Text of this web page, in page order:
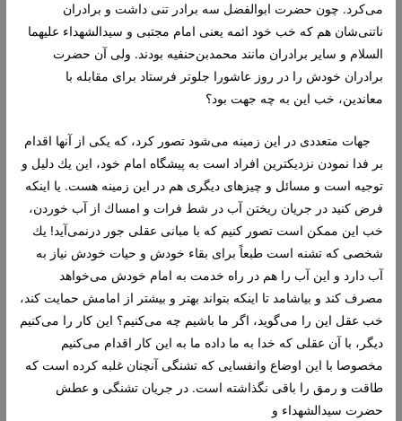
می‌كرد. چون حضرت ابوالفضل سه برادر تنی داشت و برادران
ناتنی‌شان هم كه خب خود ائمه یعنی امام مجتبی و سیدالشهداء علیهما
السلام و سایر برادران مانند محمدبن‌حنفیه بودند. ولی آن حضرت
برادران خودش را در روز عاشورا جلوتر فرستاد برای مقابله با
معاندین، خب این به چه جهت بود؟
جهات متعددی در این زمینه می‌شود تصور كرد، كه یكی از آنها اقدام
بر فدا نمودن نزدیكترین افراد است به پیشگاه امام خود، این یك دلیل و
توجیه است و مسائل و چیزهای دیگری هم در این زمینه هست. یا اینكه
فرض كنید در جریان ریختن آب در شط فرات و امساك از آب خوردن،
خب این ممكن است تصور كنیم كه با مبانی عقلی جور درنمی‌آید! یك
شخصی كه تشنه است طبعاً برای بقاء خودش و حیات خودش نیاز به
آب دارد و این آب را هم در راه خدمت به امام خودش می‌خواهد
مصرف كند و بیاشامد تا اینكه بتواند بهتر و بیشتر از امامش حمایت كند،
خب عقل این را می‌گوید، اگر ما باشیم چه می‌كنیم؟ این كار را می‌كنیم
دیگر، با آن عقلی كه خدا به ما داده ما به این كار اقدام می‌كنیم
مخصوصا با این اوضاع وانفسایی كه تشنگی آنچنان غلبه كرده است كه
طاقت و رمق را باقی نگذاشته است. در جریان تشنگی و عطش
حضرت سیدالشهداء و